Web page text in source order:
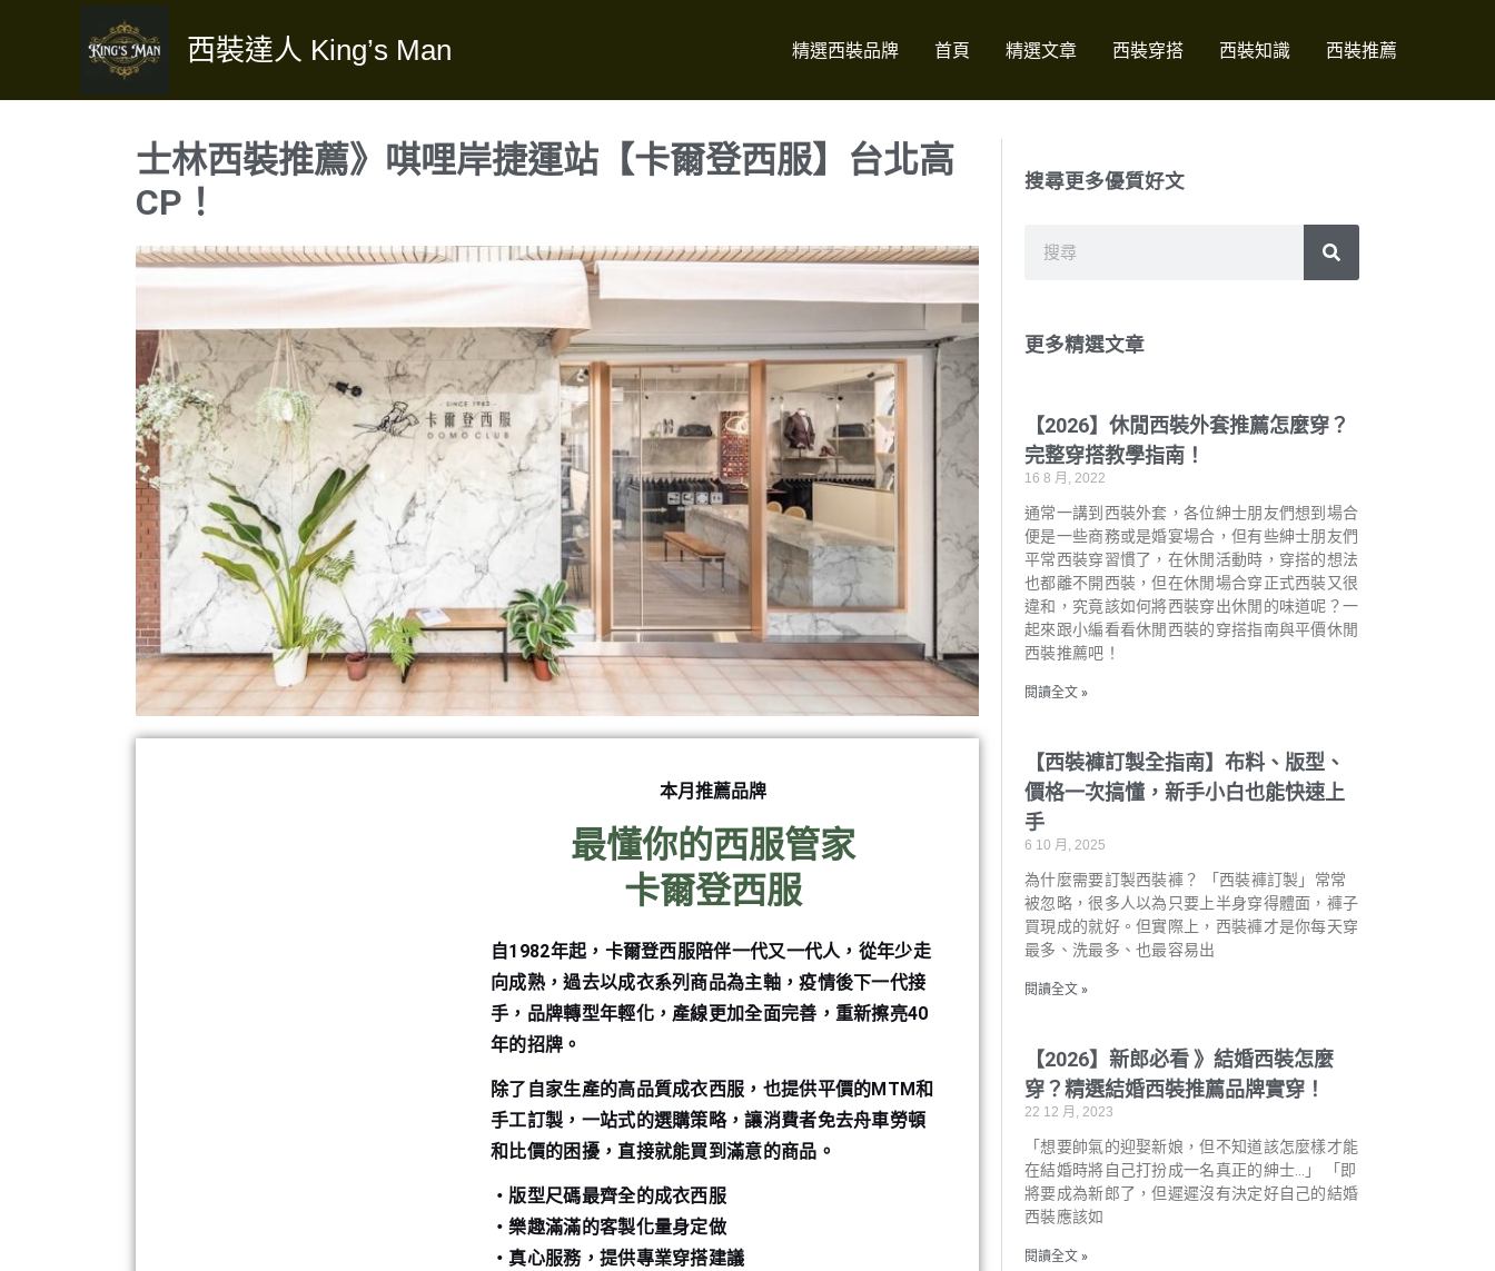
要
西裝達人 King’s Man 精選西裝品牌 首頁 精選文章 西裝穿搭 西裝知識 西裝推薦
士林西裝推薦》唭哩岸捷運站【卡爾登西服】台北高
CP！
本月推薦品牌
最懂你的西服管家
卡爾登西服
自1982年起，卡爾登西服陪伴一代又一代人，從年少走
向成熟，過去以成衣系列商品為主軸，疫情後下一代接
手，品牌轉型年輕化，產線更加全面完善，重新擦亮40
年的招牌。
除了自家生產的高品質成衣西服，也提供平價的MTM和
手工訂製，一站式的選購策略，讓消費者免去舟車勞頓
和比價的困擾，直接就能買到滿意的商品。
・版型尺碼最齊全的成衣西服
・樂趣滿滿的客製化量身定做
・真心服務，提供專業穿搭建議
搜尋更多優質好文
搜
尋
更多精選文章
【2026】休閒西裝外套推薦怎麼穿？
完整穿搭教學指南！
16 8 月, 2022
通常一講到西裝外套，各位紳士朋友們想到場合
便是一些商務或是婚宴場合，但有些紳士朋友們
平常西裝穿習慣了，在休閒活動時，穿搭的想法
也都離不開西裝，但在休閒場合穿正式西裝又很
違和，究竟該如何將西裝穿出休閒的味道呢？一
起來跟小編看看休閒西裝的穿搭指南與平價休閒
西裝推薦吧！
閱讀全文 »
【西裝褲訂製全指南】布料、版型、
價格一次搞懂，新手小白也能快速上
手
6 10 月, 2025
為什麼需要訂製西裝褲？ 「西裝褲訂製」常常
被忽略，很多人以為只要上半身穿得體面，褲子
買現成的就好。但實際上，西裝褲才是你每天穿
最多、洗最多、也最容易出
閱讀全文 »
【2026】新郎必看 》結婚西裝怎麼
穿？精選結婚西裝推薦品牌實穿！
22 12 月, 2023
「想要帥氣的迎娶新娘，但不知道該怎麼樣才能
在結婚時將自己打扮成一名真正的紳士…」 「即
將要成為新郎了，但遲遲沒有決定好自己的結婚
西裝應該如
閱讀全文 »